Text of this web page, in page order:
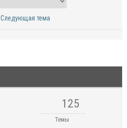
Следующая тема
125
Темы